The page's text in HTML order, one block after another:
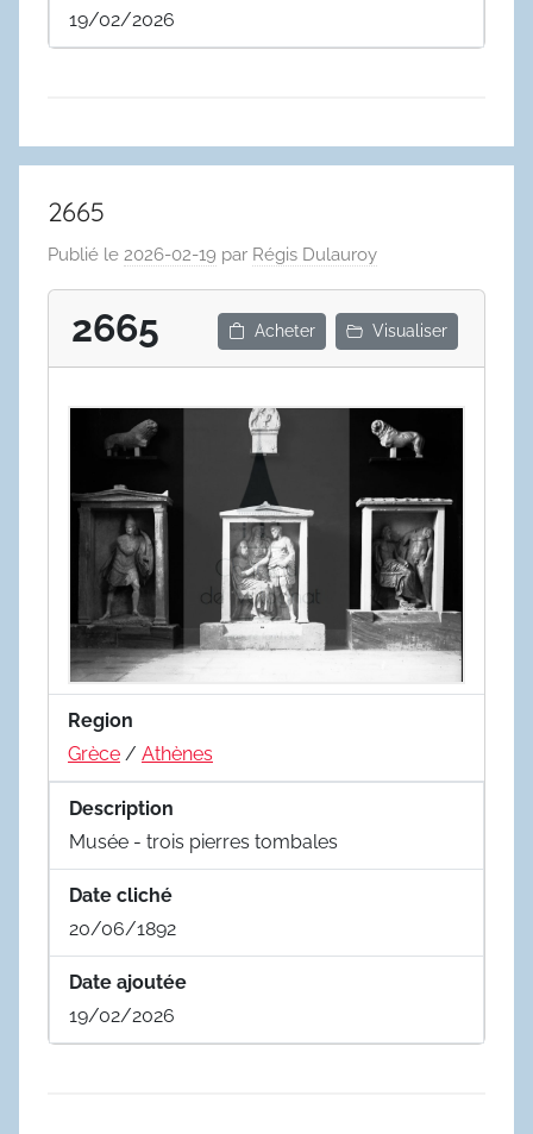
19/02/2026
2665
Publié le 2026-02-19 par Régis Dulauroy
2665 Acheter Visualiser
Region
Grèce / Athènes
Description
Musée - trois pierres tombales
Date cliché
20/06/1892
Date ajoutée
19/02/2026